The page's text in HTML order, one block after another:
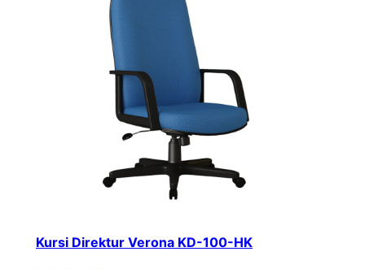
Kursi Direktur Verona KD-100-HK